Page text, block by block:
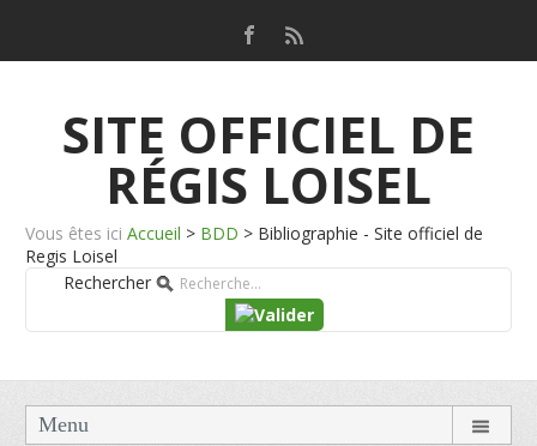
SITE OFFICIEL DE
RÉGIS LOISEL
Vous êtes ici Accueil > BDD > Bibliographie - Site officiel de
Regis Loisel
Rechercher
Menu